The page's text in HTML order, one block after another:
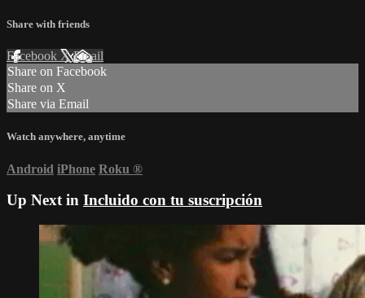
Share with friends
Facebook XEmail
Share on Facebook
Share on X
Share via Email
Watch anywhere, anytime
Android iPhone Roku ®
Up Next in Incluido con tu suscripción